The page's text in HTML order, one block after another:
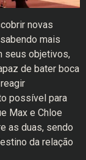
novas
mais
seus objetivos,
de bater boca
possível para
Max e Chloe
as duas, sendo
da relação